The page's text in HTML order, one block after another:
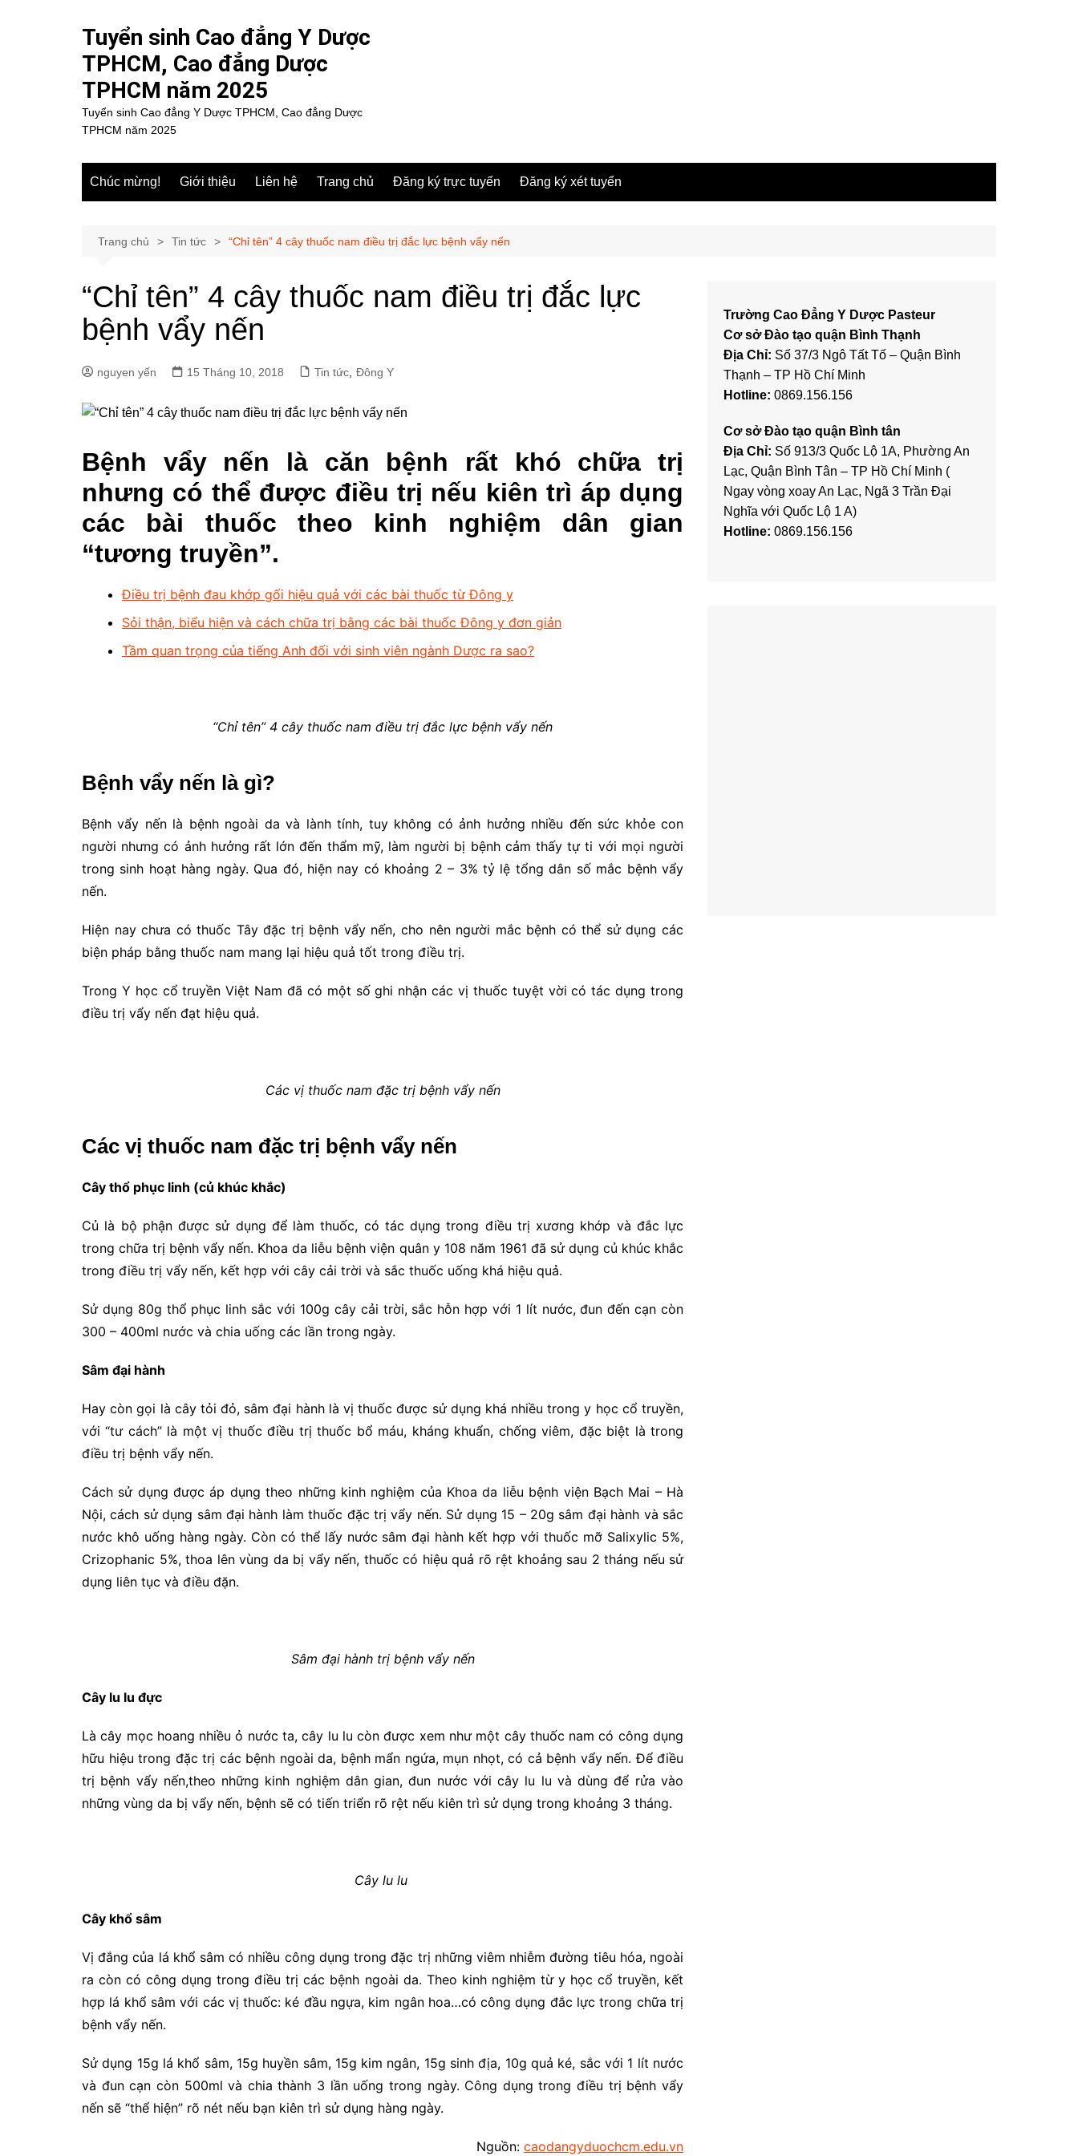
Tuyển sinh Cao đẳng Y Dược
TPHCM, Cao đẳng Dược
TPHCM năm 2025
Tuyển sinh Cao đẳng Y Dược TPHCM, Cao đẳng Dược
TPHCM năm 2025
Chúc mừng! Giới thiệu Liên hệ Trang chủ Đăng ký trực tuyến Đăng ký xét tuyển
Trang chủ Tin tức “Chỉ tên” 4 cây thuốc nam điều trị đắc lực bệnh vẩy nến
“Chỉ tên” 4 cây thuốc nam điều trị đắc lực
bệnh vẩy nến
nguyen yến 15 Tháng 10, 2018 Tin tức Đông Y
Bệnh vẩy nến là căn bệnh rất khó chữa trị
nhưng có thể được điều trị nếu kiên trì áp dụng
các bài thuốc theo kinh nghiệm dân gian
“tương truyền”.
Điều trị bệnh đau khớp gối hiệu quả với các bài thuốc từ Đông y
Sỏi thận, biểu hiện và cách chữa trị bằng các bài thuốc Đông y đơn giản
Tầm quan trọng của tiếng Anh đối với sinh viên ngành Dược ra sao?
“Chỉ tên” 4 cây thuốc nam điều trị đắc lực bệnh vẩy nến
Bệnh vẩy nến là gì?
Bệnh vẩy nến là bệnh ngoài da và lành tính, tuy không có ảnh hưởng nhiều đến sức khỏe con
người nhưng có ảnh hưởng rất lớn đến thẩm mỹ, làm người bị bệnh cảm thấy tự ti với mọi người
trong sinh hoạt hàng ngày. Qua đó, hiện nay có khoảng 2 – 3% tỷ lệ tổng dân số mắc bệnh vẩy
nến.
Hiện nay chưa có thuốc Tây đặc trị bệnh vẩy nến, cho nên người mắc bệnh có thể sử dụng các
biện pháp bằng thuốc nam mang lại hiệu quả tốt trong điều trị.
Trong Y học cổ truyền Việt Nam đã có một số ghi nhận các vị thuốc tuyệt vời có tác dụng trong
điều trị vẩy nến đạt hiệu quả.
Các vị thuốc nam đặc trị bệnh vẩy nến
Các vị thuốc nam đặc trị bệnh vẩy nến
Cây thổ phục linh (củ khúc khắc)
Củ là bộ phận được sử dụng để làm thuốc, có tác dụng trong điều trị xương khớp và đắc lực
trong chữa trị bệnh vẩy nến. Khoa da liễu bệnh viện quân y 108 năm 1961 đã sử dụng củ khúc khắc
trong điều trị vẩy nến, kết hợp với cây cải trời và sắc thuốc uống khá hiệu quả.
Sử dụng 80g thổ phục linh sắc với 100g cây cải trời, sắc hỗn hợp với 1 lít nước, đun đến cạn còn
300 – 400ml nước và chia uống các lần trong ngày.
Sâm đại hành
Hay còn gọi là cây tỏi đỏ, sâm đại hành là vị thuốc được sử dụng khá nhiều trong y học cổ truyền,
với “tư cách” là một vị thuốc điều trị thuốc bổ máu, kháng khuẩn, chống viêm, đặc biệt là trong
điều trị bệnh vẩy nến.
Cách sử dụng được áp dụng theo những kinh nghiệm của Khoa da liễu bệnh viện Bạch Mai – Hà
Nội, cách sử dụng sâm đại hành làm thuốc đặc trị vẩy nến. Sử dụng 15 – 20g sâm đại hành và sắc
nước khô uống hàng ngày. Còn có thể lấy nước sâm đại hành kết hợp với thuốc mỡ Salixylic 5%,
Crizophanic 5%, thoa lên vùng da bị vẩy nến, thuốc có hiệu quả rõ rệt khoảng sau 2 tháng nếu sử
dụng liên tục và điều đặn.
Sâm đại hành trị bệnh vẩy nến
Cây lu lu đực
Là cây mọc hoang nhiều ỏ nước ta, cây lu lu còn được xem như một cây thuốc nam có công dụng
hữu hiệu trong đặc trị các bệnh ngoài da, bệnh mẩn ngứa, mụn nhọt, có cả bệnh vẩy nến. Để điều
trị bệnh vẩy nến,theo những kinh nghiệm dân gian, đun nước với cây lu lu và dùng để rửa vào
những vùng da bị vẩy nến, bệnh sẽ có tiến triển rõ rệt nếu kiên trì sử dụng trong khoảng 3 tháng.
Cây lu lu
Cây khổ sâm
Vị đắng của lá khổ sâm có nhiều công dụng trong đặc trị những viêm nhiễm đường tiêu hóa, ngoài
ra còn có công dụng trong điều trị các bệnh ngoài da. Theo kinh nghiệm từ y học cổ truyền, kết
hợp lá khổ sâm với các vị thuốc: ké đầu ngựa, kim ngân hoa…có công dụng đắc lực trong chữa trị
bệnh vẩy nến.
Sử dụng 15g lá khổ sâm, 15g huyền sâm, 15g kim ngân, 15g sinh địa, 10g quả ké, sắc với 1 lít nước
và đun cạn còn 500ml và chia thành 3 lần uống trong ngày. Công dụng trong điều trị bệnh vẩy
nến sẽ “thể hiện” rõ nét nếu bạn kiên trì sử dụng hàng ngày.
Nguồn: caodangyduochcm.edu.vn
Trường Cao Đẳng Y Dược Pasteur
Cơ sở Đào tạo quận Bình Thạnh
Địa Chỉ: Số 37/3 Ngô Tất Tố – Quận Bình
Thạnh – TP Hồ Chí Minh
Hotline: 0869.156.156
Cơ sở Đào tạo quận Bình tân
Địa Chỉ: Số 913/3 Quốc Lộ 1A, Phường An
Lạc, Quận Bình Tân – TP Hồ Chí Minh (
Ngay vòng xoay An Lạc, Ngã 3 Trần Đại
Nghĩa với Quốc Lộ 1 A)
Hotline: 0869.156.156